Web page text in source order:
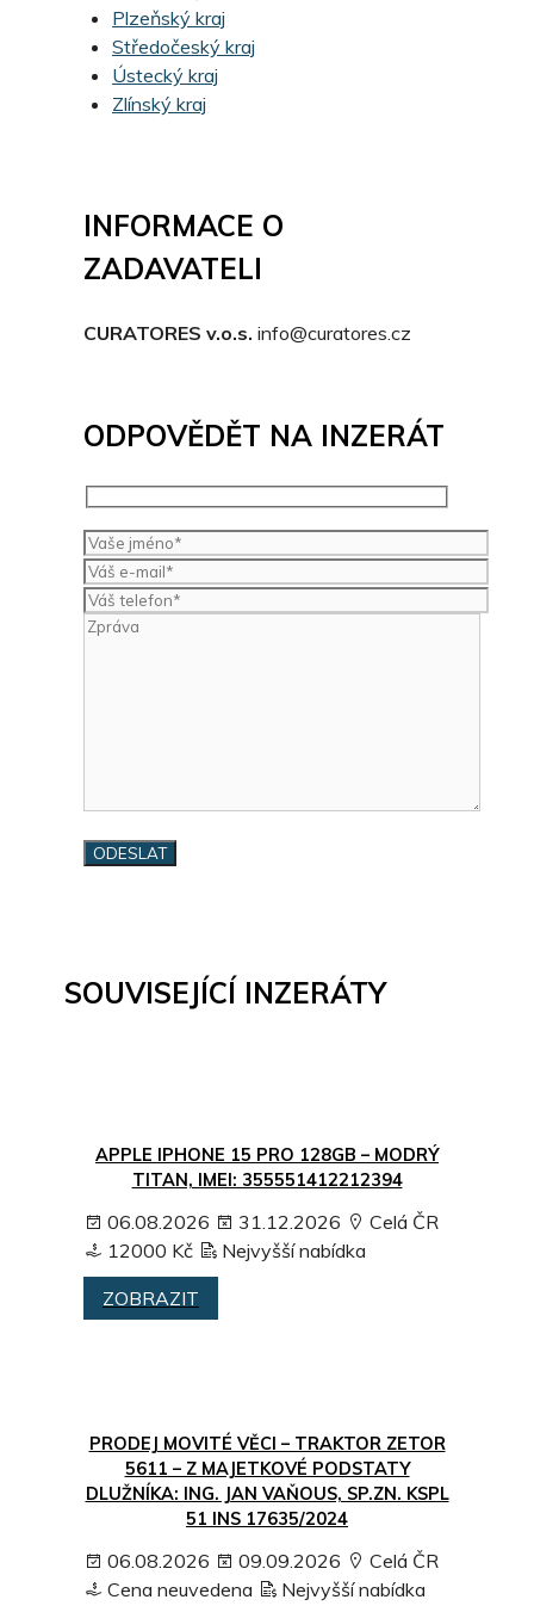
Plzeňský kraj
Středočeský kraj
Ústecký kraj
Zlínský kraj
INFORMACE O
ZADAVATELI
CURATORES v.o.s. info@curatores.cz
ODPOVĚDĚT NA INZERÁT
SOUVISEJÍCÍ INZERÁTY
APPLE IPHONE 15 PRO 128GB – MODRÝ
TITAN, IMEI: 355551412212394
06.08.2026 31.12.2026
Celá ČR
12000 Kč
Nejvyšší nabídka
ZOBRAZIT
PRODEJ MOVITÉ VĚCI – TRAKTOR ZETOR
5611 – Z MAJETKOVÉ PODSTATY
DLUŽNÍKA: ING. JAN VAŇOUS, SP.ZN. KSPL
51 INS 17635/2024
06.08.2026 09.09.2026
Celá ČR
Cena neuvedena
Nejvyšší nabídka